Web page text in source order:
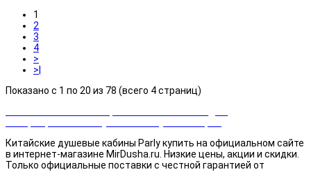
1
2
3
4
>
>|
Показано с 1 по 20 из 78 (всего 4 страниц)
Китайские душевые кабины Parly купить на официальном сайте
в интернет-магазине MirDusha.ru. Низкие цены, акции и скидки.
Только официальные поставки c честной гарантией от